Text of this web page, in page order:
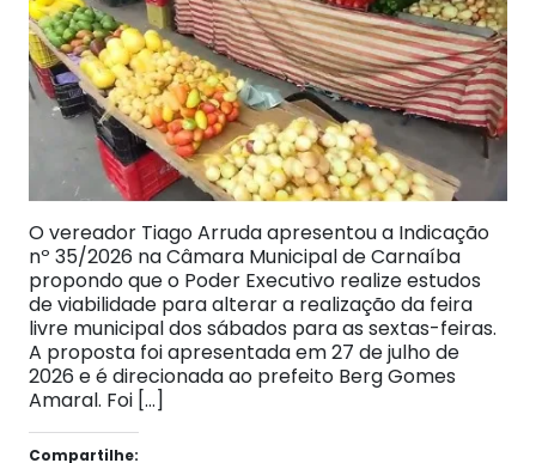
O vereador Tiago Arruda apresentou a Indicação
nº 35/2026 na Câmara Municipal de Carnaíba
propondo que o Poder Executivo realize estudos
de viabilidade para alterar a realização da feira
livre municipal dos sábados para as sextas-feiras.
A proposta foi apresentada em 27 de julho de
2026 e é direcionada ao prefeito Berg Gomes
Amaral. Foi […]
Compartilhe: